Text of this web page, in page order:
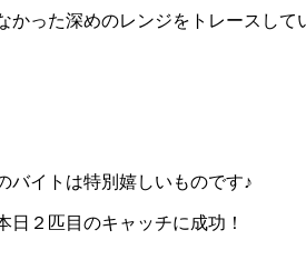
かった深めのレンジをトレースして
バイトは特別嬉しいものです♪
日２匹目のキャッチに成功！